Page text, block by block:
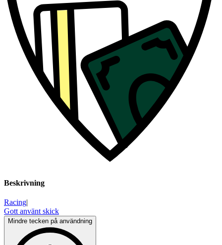
Beskrivning
Racing|
Gott använt skick
Mindre tecken på användning